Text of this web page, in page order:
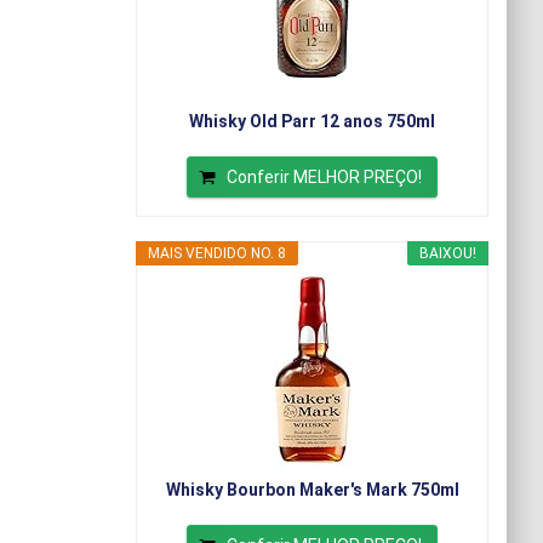
Whisky Old Parr 12 anos 750ml
Conferir MELHOR PREÇO!
BAIXOU!
MAIS VENDIDO NO. 8
Whisky Bourbon Maker's Mark 750ml